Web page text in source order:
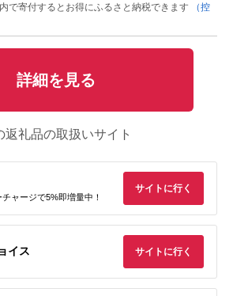
で寄付するとお得にふるさと納税できます
（控
詳細を見る
返礼品の取扱いサイト
ャージで5%即増量中！
サイトに行く
イス サイトに行く